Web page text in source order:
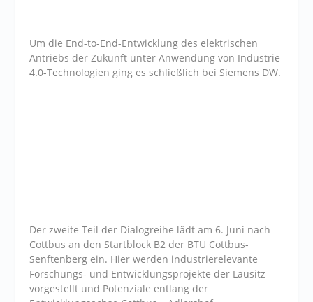
Um die End-to-End-Entwicklung des elektrischen
Antriebs der Zukunft unter Anwendung von Industrie
4.0-Technologien ging es schließlich bei Siemens DW.
Der zweite Teil der Dialogreihe lädt am 6. Juni nach
Cottbus an den Startblock B2 der BTU Cottbus-
Senftenberg ein. Hier werden industrierelevante
Forschungs- und Entwicklungsprojekte der Lausitz
vorgestellt und Potenziale entlang der